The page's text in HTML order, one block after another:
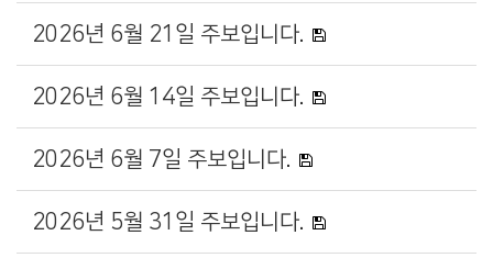
2026년 6월 21일 주보입니다.
2026년 6월 14일 주보입니다.
2026년 6월 7일 주보입니다.
2026년 5월 31일 주보입니다.